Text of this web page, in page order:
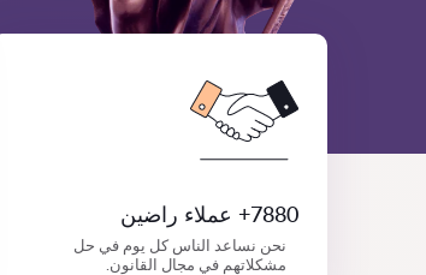
7880+ عملاء راضين
نحن نساعد الناس كل يوم في حل
مشكلاتهم في مجال القانون.